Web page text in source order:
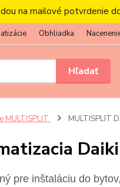
na mailové potvrdenie
Obhliadka
Hľadať
MULTISPLIT MULTISPLIT
pre inštaláciu do